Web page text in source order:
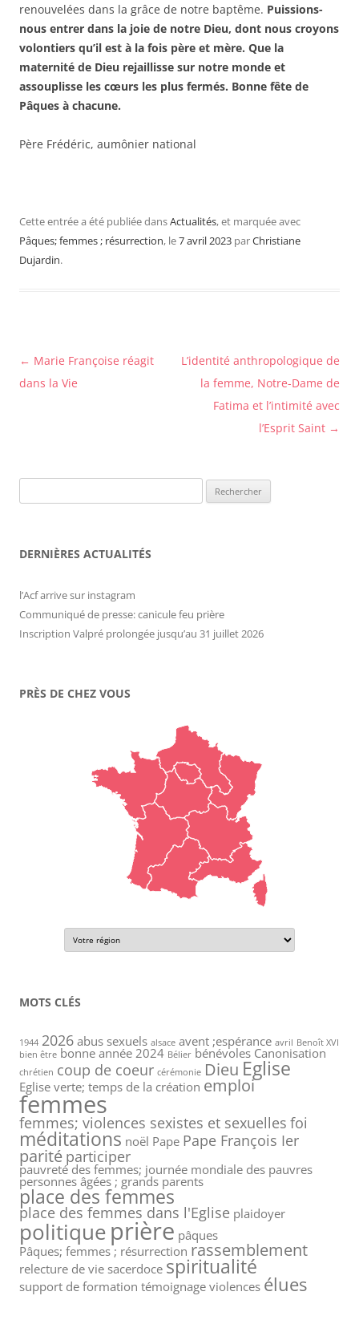
renouvelées dans la grâce de notre baptême. Puissions-
nous entrer dans la joie de notre Dieu, dont nous croyons
volontiers qu’il est à la fois père et mère. Que la
maternité de Dieu rejaillisse sur notre monde et
assouplisse les cœurs les plus fermés. Bonne fête de
Pâques à chacune.
Père Frédéric, aumônier national
Cette entrée a été publiée dansActualités, et marquée avec
Pâques; femmes ; résurrection, le7 avril 2023 parChristiane
Dujardin.
Navigation
des
← Marie Françoise réagit
dans la Vie
L’identité anthropologique de
la femme, Notre-Dame de
Fatima et l’intimité avec
l’Esprit Saint →
DERNIÈRES ACTUALITÉS
l’Acf arrive sur instagram
Communiqué de presse: canicule feu prière
Inscription Valpré prolongée jusqu’au 31 juillet 2026
PRÈS DE CHEZ VOUS
MOTS CLÉS
1944 2026 abus sexuels alsace avent ;espérance avril Benoît XVI
bien être bonne année 2024 Bélier bénévoles Canonisation
chrétien coup de coeur cérémonie Dieu Eglise
Eglise verte; temps de la création emploi
femmes
femmes; violences sexistes et sexuelles foi
méditations noël Pape Pape François Ier
parité participer
pauvreté des femmes; journée mondiale des pauvres
personnes âgées ; grands parents
place des femmes
place des femmes dans l'Eglise plaidoyer
politique prière pâques
Pâques; femmes ; résurrection rassemblement
relecture de vie sacerdoce spiritualité
support de formation témoignage violences élues